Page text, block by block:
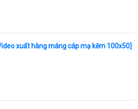
xuất hàng máng cáp mạ kẽm 100x50]